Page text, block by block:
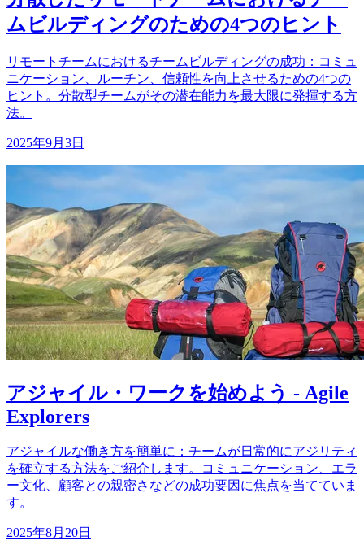
ムビルディングのための4つのヒント
リモートチームにおけるチームビルディングの成功：コミュ
ニケーション、ルーチン、信頼性を向上させるための4つの
ヒント。分散型チームがその潜在能力を最大限に発揮する方
法。
2025年9月3日
アジャイル・ワークを始めよう - Agile
Explorers
アジャイルな働き方を簡単に：チームが日常的にアジリティ
を確立する方法をご紹介します。コミュニケーション、エラ
ー文化、顧客との親密さなどの成功要因に焦点を当てていま
す。
2025年8月20日